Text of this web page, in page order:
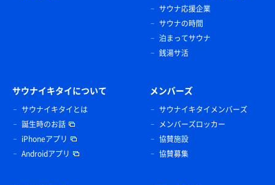
サウナ応援企業
サウナの時間
泊まってサウナ
銭湯サ活
サウナイキタイについて
サウナイキタイとは
誕生時のお話
iPhoneアプリ
Androidアプリ
メンバーズ
サウナイキタイメンバーズ
メンバーズロッカー
協賛施設
協賛募集